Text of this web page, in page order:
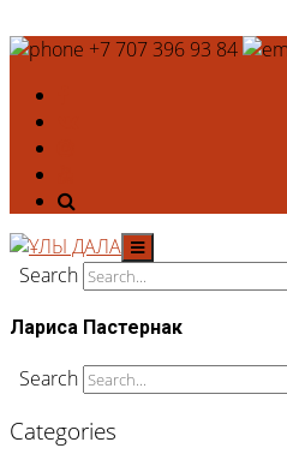
+7 707 396 93 84
Search
Лариса Пастернак
Search
Categories